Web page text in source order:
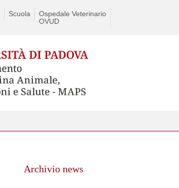
Scuola
Ospedale Veterinario
OVUD
Archivio news